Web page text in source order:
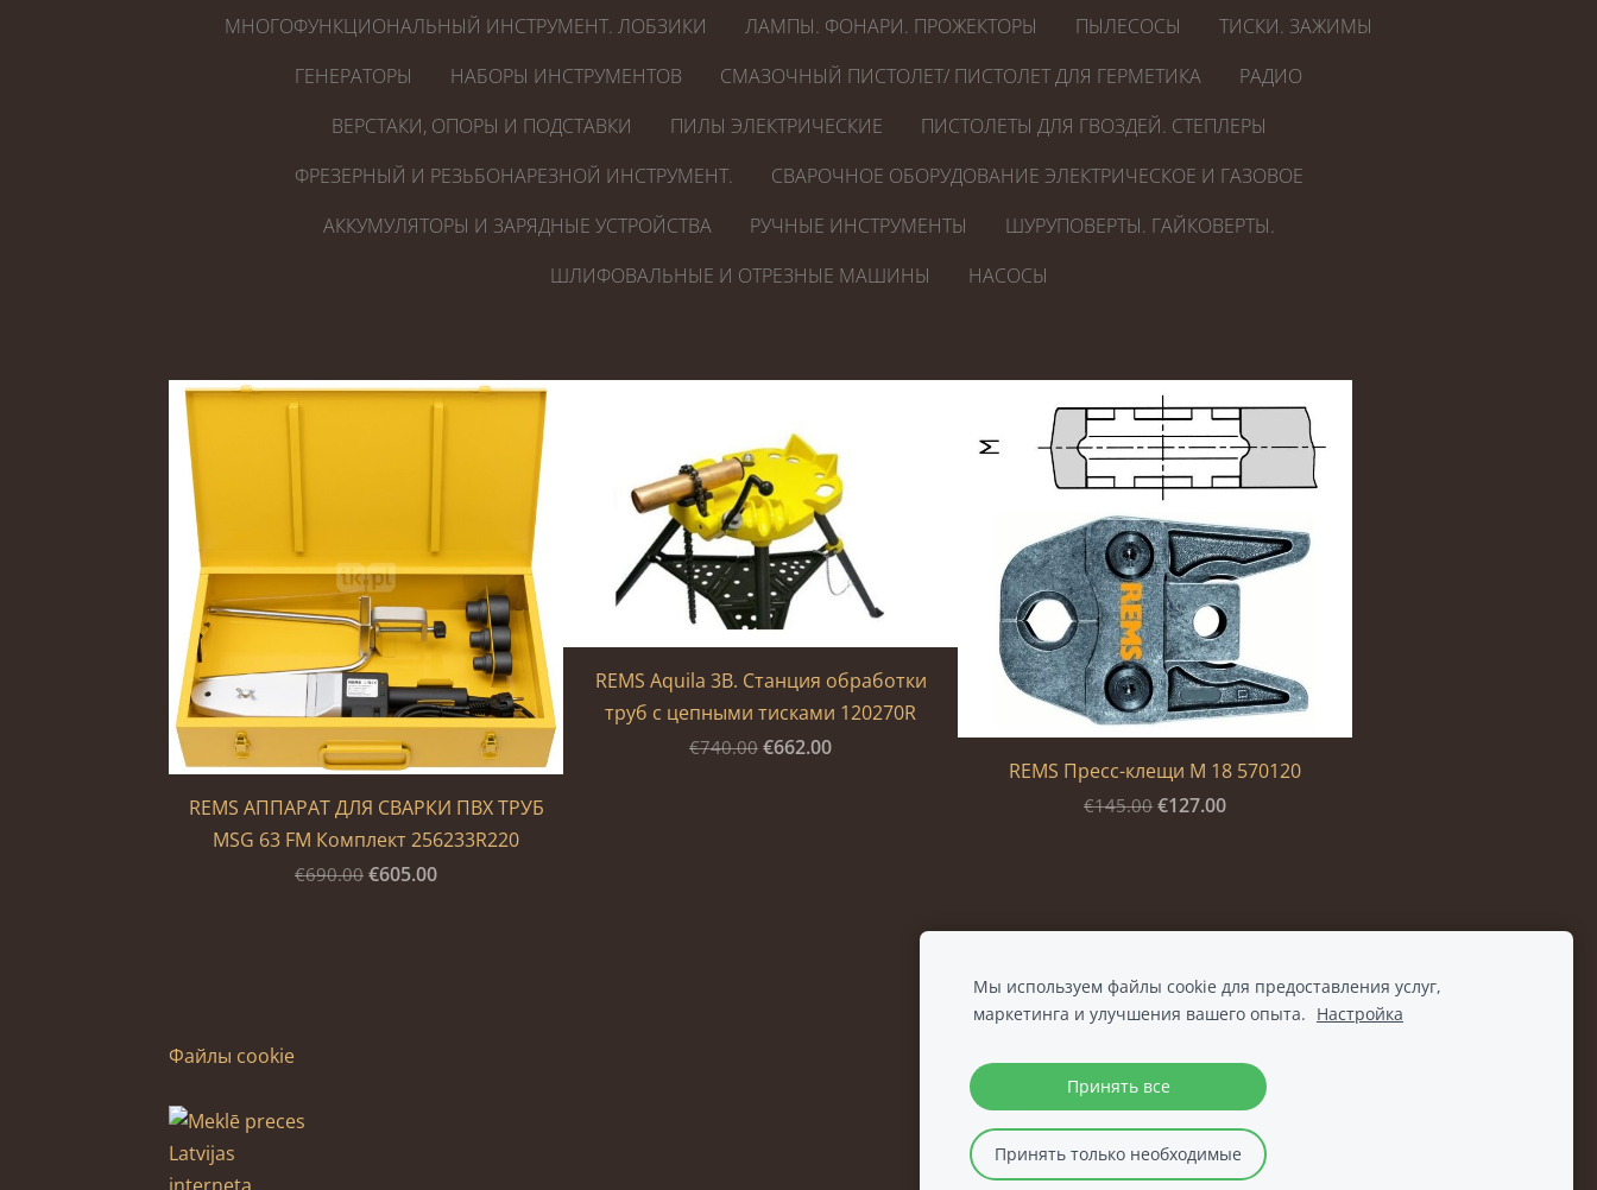
МНОГОФУНКЦИОНАЛЬНЫЙ ИНСТРУМЕНТ. ЛОБЗИКИ
ЛАМПЫ. ФОНАРИ. ПРОЖЕКТОРЫ ПЫЛЕСОСЫ
ТИСКИ. ЗАЖИМЫ
ГЕНЕРАТОРЫ
НАБОРЫ ИНСТРУМЕНТОВ СМАЗОЧНЫЙ ПИСТОЛЕТ/ ПИСТОЛЕТ ДЛЯ ГЕРМЕТИКА
РАДИО
ВЕРСТАКИ, ОПОРЫ И ПОДСТАВКИ
ПИЛЫ ЭЛЕКТРИЧЕСКИЕ
ПИСТОЛЕТЫ ДЛЯ ГВОЗДЕЙ. СТЕПЛЕРЫ
ФРЕЗЕРНЫЙ И РЕЗЬБОНАРЕЗНОЙ ИНСТРУМЕНТ.
СВАРОЧНОЕ ОБОРУДОВАНИЕ ЭЛЕКТРИЧЕСКОЕ И ГАЗОВОЕ
АККУМУЛЯТОРЫ И ЗАРЯДНЫЕ УСТРОЙСТВА
РУЧНЫЕ ИНСТРУМЕНТЫ
ШУРУПОВЕРТЫ. ГАЙКОВЕРТЫ.
ШЛИФОВАЛЬНЫЕ И ОТРЕЗНЫЕ МАШИНЫ
НАСОСЫ
REMS АППАРАТ ДЛЯ СВАРКИ ПВХ ТРУБ
MSG 63 FM Комплект 256233R220
€690.00 €605.00
REMS Aquila 3B. Станция обработки
труб с цепными тисками 120270R
€740.00 €662.00
REMS Пресс-клещи М 18 570120
€145.00 €127.00
Файлы cookie
Мы используем файлы cookie для предоставления услуг,
маркетинга и улучшения вашего опыта. Настройка
Принять все
Принять только необходимые